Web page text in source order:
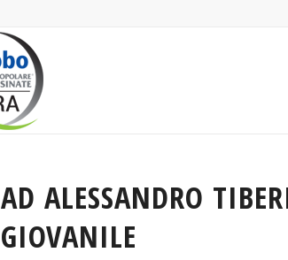
AD ALESSANDRO
GIOVANILE